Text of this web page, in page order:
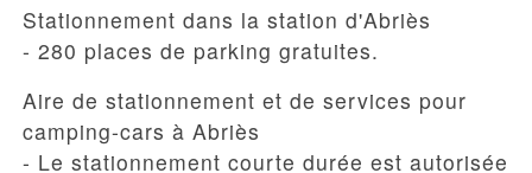
Stationnement dans la station d'Abriès
- 280 places de parking gratuites.
Aire de stationnement et de services pour
camping-cars à Abriès
- Le stationnement courte durée est autorisée